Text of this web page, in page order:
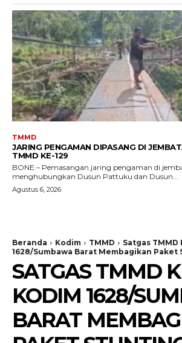
TMMD
JARING PENGAMAN DIPASANG DI
TMMD KE-129
BONE – Pemasangan jaring pengaman di
menghubungkan Dusun Pattuku dan Dusun...
Agustus 6, 2026